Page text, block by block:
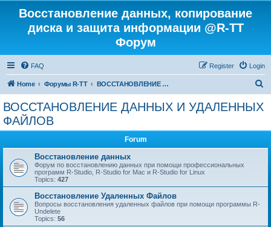
Восстановление данных, копирование
диска и защита информации @R-TT
Форум
FAQ Login
Register
Home Форумы R-TT ВОССТАНОВЛЕНИЕ ДАННЫХ И УДАЛЕННЫХ ФАЙЛОВ
ВОССТАНОВЛЕНИЕ ДАННЫХ И УДАЛЕННЫХ
ФАЙЛОВ
Forum
Восстановление данных
Форум по восстановлению данных при помощи профессиональных
программ R-Studio, R-Studio for Mac и R-Studio for Linux
Topics: 427
Восстановление Удаленных Файлов
Вопросы восстановления удаленных файлов при помощи программы R-
Undelete
Topics: 56